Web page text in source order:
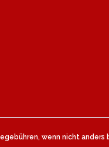
wenn nicht anders